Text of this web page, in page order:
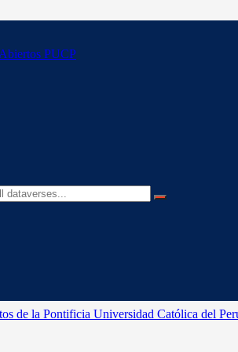
de la Pontificia Universidad Católica del